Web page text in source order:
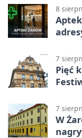
8
7
Pięć
7
W